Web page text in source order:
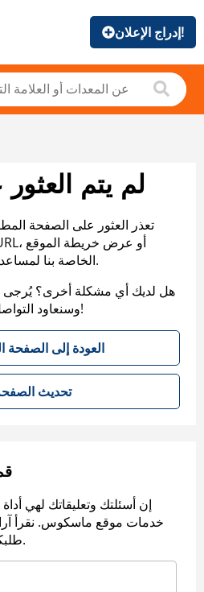
إدراج الإعلان!
لم يتم
تعذر العثور على الصفحة
الخاصة بنا لمساعدتك في العثور على ما تريد.
هل لديك أي مشكلة أخرى؟ يُرجى
وسنعاود التواصل معك. شكرًا على صبرك!
العودة إلى الصفحة
تحديث الصفحة
إن أسئلتك وتعليقاتك لهي
خدمات موقع ماسكوس. نقرأ
طلبكم في أسرع وقت ممكن.